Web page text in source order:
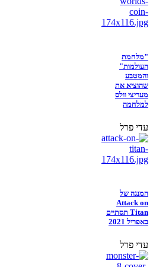
"מלחמת
העולמות"
והמטבע
שהוציא את
מעריצי וולס
למלחמה
עדי פרל
המנגה של
Attack on
Titan תסתיים
באפריל 2021
עדי פרל